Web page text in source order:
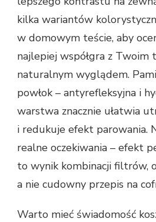
kilka wariantów
w domowym teście, aby
najlepiej współgra z Twoim
naturalnym wyglądem.
powłok – antyrefleksyjna i
warstwa znacznie ułatwia
i redukuje efekt parowania.
realne oczekiwania – efekt
to wynik kombinacji filtrów,
a nie cudowny przepis na
Warto mieć świadomość